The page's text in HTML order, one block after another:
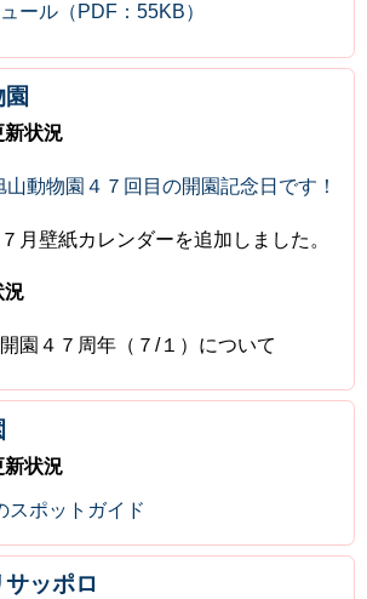
ール（PDF：55KB）
新状況
動物園４７回目の開園記念日です！
月壁紙カレンダーを追加しました。
況
園４７周年（７/１）について
状況
スポットガイド
ッポロ